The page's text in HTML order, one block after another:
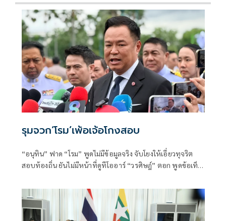
รุมจวก‘โรม’เพ้อเจ้อโกงสอบ
“อนุทิน” ฟาด “โรม” พูดไม่มีข้อมูลจริง จับโยงให้เอี่ยวทุจริต
สอบท้องถิ่น ยันไม่มีหน้าที่ดูทีโออาร์ “วรศิษฎ์” ตอก พูดข้อเท็จ